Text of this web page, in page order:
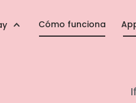
Cómo funciona